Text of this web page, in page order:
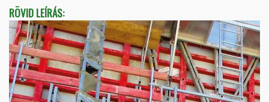
RÖVID LEÍRÁS: